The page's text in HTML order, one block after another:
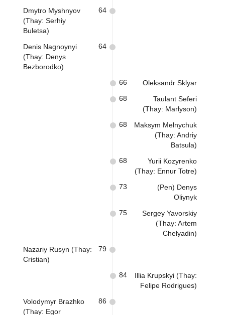
Dmytro Myshnyov
(Thay: Serhiy
Buletsa)
64
Denis Nagnoynyi
(Thay: Denys
Bezborodko)
64
Oleksandr Sklyar
66
Taulant Seferi
(Thay: Marlyson)
68
Maksym Melnychuk
(Thay: Andriy
Batsula)
68
Yurii Kozyrenko
(Thay: Ennur Totre)
68
(Pen) Denys
Oliynyk
73
Sergey Yavorskiy
(Thay: Artem
Chelyadin)
75
Nazariy Rusyn (Thay:
Cristian)
79
Illia Krupskyi (Thay:
Felipe Rodrigues)
84
Volodymyr Brazhko
(Thay: Egor
86